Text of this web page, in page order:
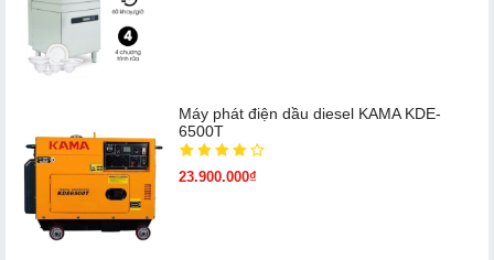
Máy phát điện dầu diesel KAMA KDE-
6500T
23.900.000₫